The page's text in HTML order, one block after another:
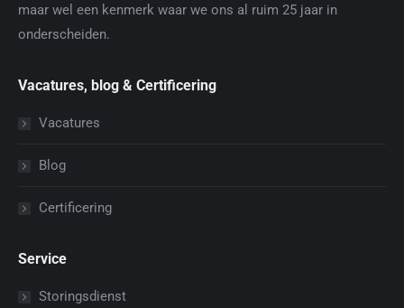
maar wel een kenmerk waar we ons al ruim 25 jaar in
onderscheiden.
Vacatures, blog & Certificering
Vacatures
Blog
Certificering
Service
Storingsdienst